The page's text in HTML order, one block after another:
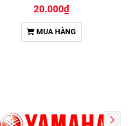
20.000₫
MUA HÀNG